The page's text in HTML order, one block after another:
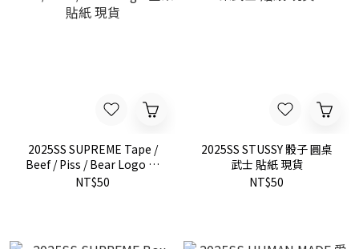
2025SS SUPREME Tape /
Beef / Piss / Bear Logo 圖
案 貼紙 現貨
NT$50
2025SS STUSSY 骰子 圓桌
武士 貼紙 現貨
NT$50